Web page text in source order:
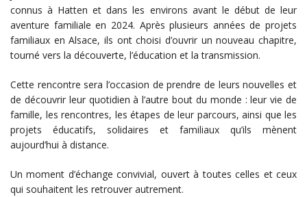
connus à Hatten et dans les environs avant le début de leur
aventure familiale en 2024. Après plusieurs années de projets
familiaux en Alsace, ils ont choisi d’ouvrir un nouveau chapitre,
tourné vers la découverte, l’éducation et la transmission.
Cette rencontre sera l’occasion de prendre de leurs nouvelles et
de découvrir leur quotidien à l’autre bout du monde : leur vie de
famille, les rencontres, les étapes de leur parcours, ainsi que les
projets éducatifs, solidaires et familiaux qu’ils mènent
aujourd’hui à distance.
Un moment d’échange convivial, ouvert à toutes celles et ceux
qui souhaitent les retrouver autrement.